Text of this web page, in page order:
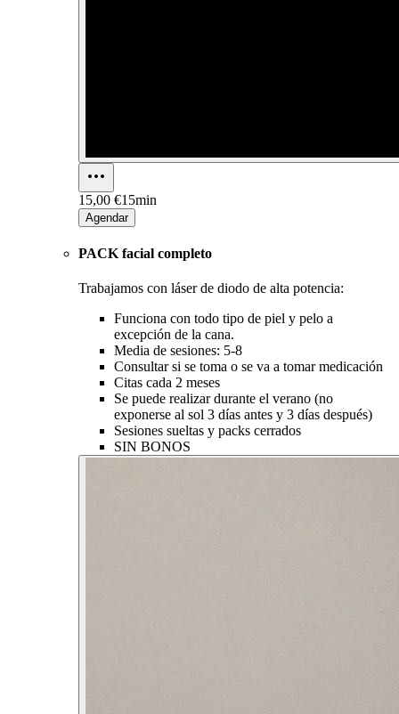
15,00 €15min
Agendar
PACK facial completo
Trabajamos con láser de diodo de alta potencia:
Funciona con todo tipo de piel y pelo a
excepción de la cana.
Media de sesiones: 5-8
Consultar si se toma o se va a tomar medicación
Citas cada 2 meses
Se puede realizar durante el verano (no
exponerse al sol 3 días antes y 3 días después)
Sesiones sueltas y packs cerrados
SIN BONOS